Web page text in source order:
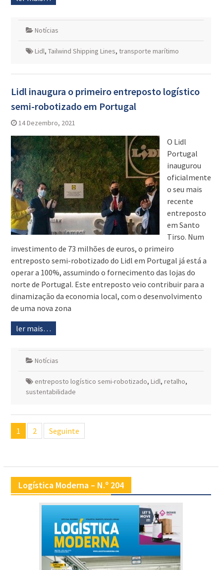
Notícias
Lidl, Tailwind Shipping Lines, transporte marítimo
Lidl inaugura o primeiro entreposto logístico
semi-robotizado em Portugal
14 Dezembro, 2021
O Lidl
Portugal
inaugurou
oficialmente
o seu mais
recente
entreposto
em Santo
Tirso. Num
investimento de 73 milhões de euros, o primeiro
entreposto semi-robotizado do Lidl em Portugal já está a
operar a 100%, assumindo o fornecimento das lojas do
norte de Portugal. Este entreposto veio contribuir para a
dinamização da economia local, com o desenvolvimento
de uma nova zona
ler mais…
Notícias
entreposto logístico semi-robotizado, Lidl, retalho,
sustentabilidade
Navegação
de
1 2 Seguinte
Logística Moderna – N.º 204